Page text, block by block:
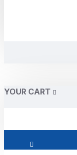
YOUR CART